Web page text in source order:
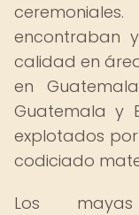
encontraban
calidad en
en
Guatemala y
explotados
codiciado
Los